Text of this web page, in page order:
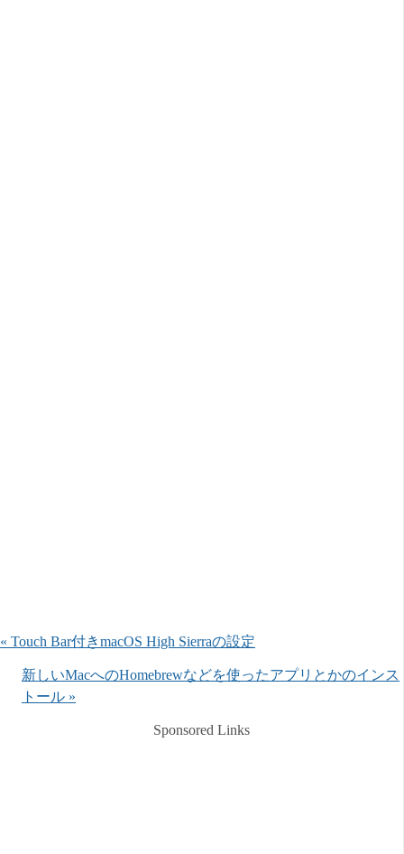
« Touch Bar付きmacOS High Sierraの設定
新しいMacへのHomebrewなどを使ったアプリとかのインス
トール »
Sponsored Links